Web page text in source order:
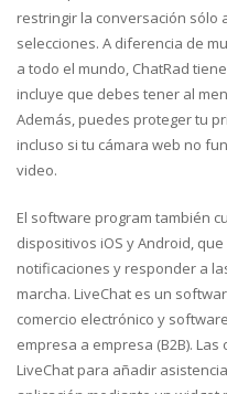
restringir la conversación sólo
selecciones. A diferencia de
a todo el mundo, ChatRad
incluye que debes tener al
Además, puedes proteger tu
incluso si tu cámara web no
video.
El software program también
dispositivos iOS y Android,
notificaciones y responder a
marcha. LiveChat es un
comercio electrónico y
empresa a empresa (B2B).
LiveChat para añadir